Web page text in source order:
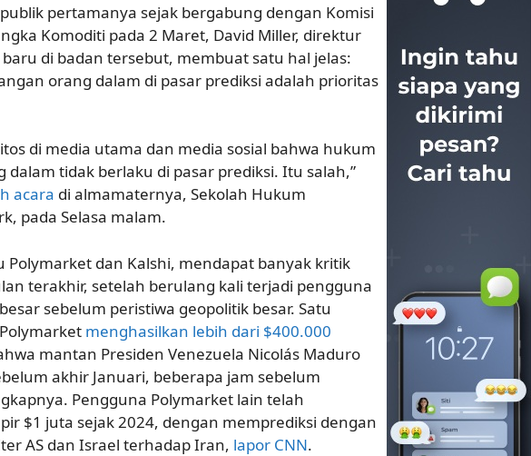
pertamanya sejak bergabung dengan Komisi
Komoditi pada 2 Maret, David Miller, direktur
di badan tersebut, membuat satu hal jelas:
orang dalam di pasar prediksi adalah prioritas
di media utama dan media sosial bahwa hukum
dalam tidak berlaku di pasar prediksi. Itu salah,”
acara di almamaternya, Sekolah Hukum
pada Selasa malam.
Polymarket dan Kalshi, mendapat banyak kritik
terakhir, setelah berulang kali terjadi pengguna
sebelum peristiwa geopolitik besar. Satu
menghasilkan lebih dari $400.000
mantan Presiden Venezuela Nicolás Maduro
akhir Januari, beberapa jam sebelum
Pengguna Polymarket lain telah
$1 juta sejak 2024, dengan memprediksi dengan
AS dan Israel terhadap Iran, lapor CNN.